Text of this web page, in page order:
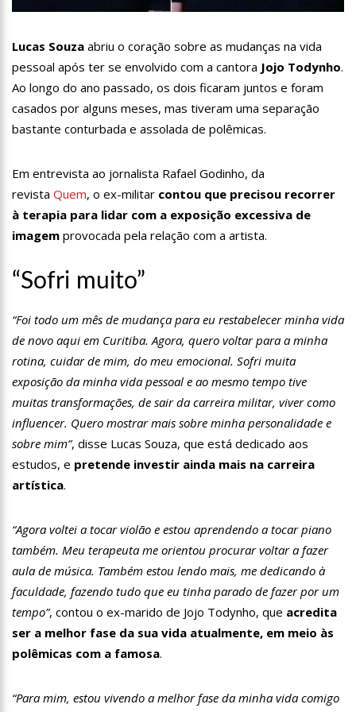
13:07 Greve de ônibus é suspensa a pedido do prefeito de
12:55 PIB do Japão registra crescimento pela primeira vez em 3
trimestres
12:49
Anitta diz que ficou dez meses sem sexo e revela como se
sentiu
12:37 Agenor Tupinambá fala sobre namoro com Lucas: “Não
houve traição”
interior de SP
14:56
Vídeo: Reação de Ana Clara após não pegar buquê em
casamento viraliza: “Filho da put*! Nojento!”
14:52 Procon-AM orienta população que Lei do Troco é válida e
deve ser respeitada
Acusado de divulgar fotos de corpo de Marília Mendonça e
de outros artistas mortos vira réu
11:28 Casal é surpreendido com gravidez de sêxtuplos e pai
‘passa mal’
11:22 UEA e Sejusc lançam cursos de capacitação para
atendimento a Pessoas com Deficiência
11:09 Bruna Biancardi ganha mimo de R$ 820 de Neymar: ‘Se fez
presente mesmo distante’
Wilson Lima entrega Caimi Ada Rodrigues Viana revitalizado
segunda-feira (15)
14:17 Motoristas de aplicativo entram em greve em todo o Brasil
Após matar colegas, policial grava vídeo: “Te vejo no inferno”;
assista
13:52
Jovem sofre queimaduras de 1º grau no rosto após celular
explodir
13:35 Mulher morre atropelada a caminho do trabalho em Manaus
vasta programação em nove espaços culturais
Lucas Souza abriu o coração sobre as mudanças na vida
pessoal após ter se envolvido com a cantora Jojo Todynho.
Ao longo do ano passado, os dois ficaram juntos e foram
casados por alguns meses, mas tiveram uma separação
bastante conturbada e assolada de polêmicas.
Em entrevista ao jornalista Rafael Godinho, da
revista Quem, o ex-militar contou que precisou recorrer
à terapia para lidar com a exposição excessiva de
imagem provocada pela relação com a artista.
“Sofri muito”
“Foi todo um mês de mudança para eu restabelecer minha vida
de novo aqui em Curitiba. Agora, quero voltar para a minha
rotina, cuidar de mim, do meu emocional. Sofri muita
exposição da minha vida pessoal e ao mesmo tempo tive
muitas transformações, de sair da carreira militar, viver como
influencer. Quero mostrar mais sobre minha personalidade e
sobre mim”, disse Lucas Souza, que está dedicado aos
estudos, e pretende investir ainda mais na carreira
artística.
“Agora voltei a tocar violão e estou aprendendo a tocar piano
também. Meu terapeuta me orientou procurar voltar a fazer
aula de música. Também estou lendo mais, me dedicando à
faculdade, fazendo tudo que eu tinha parado de fazer por um
tempo”, contou o ex-marido de Jojo Todynho, que acredita
ser a melhor fase da sua vida atualmente, em meio às
polêmicas com a famosa.
“Para mim, estou vivendo a melhor fase da minha vida comigo